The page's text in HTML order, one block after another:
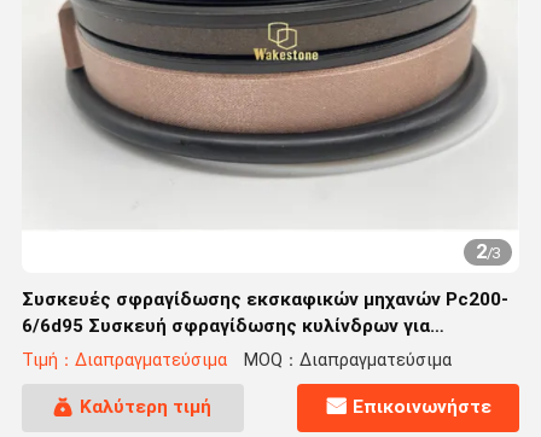
2/3
Συσκευές σφραγίδωσης εκσκαφικών μηχανών Pc200-
6/6d95 Συσκευή σφραγίδωσης κυλίνδρων για
εκσκαφείς Komatsu
Τιμή：Διαπραγματεύσιμα MOQ：Διαπραγματεύσιμα
Καλύτερη τιμή Επικοινωνήστε